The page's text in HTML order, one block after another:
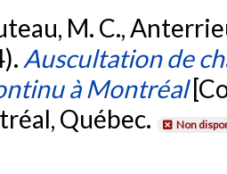
M. C.,
Auscultation de
à Montréal
Québec.
Non